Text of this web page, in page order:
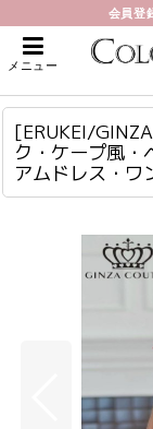
会員登
メニュー
ホーム > ミディアム
[ERUKEI/GINZA
シンプル・Ａライン・
[ERUKEI/
ク・ケープ風・
アムドレス・